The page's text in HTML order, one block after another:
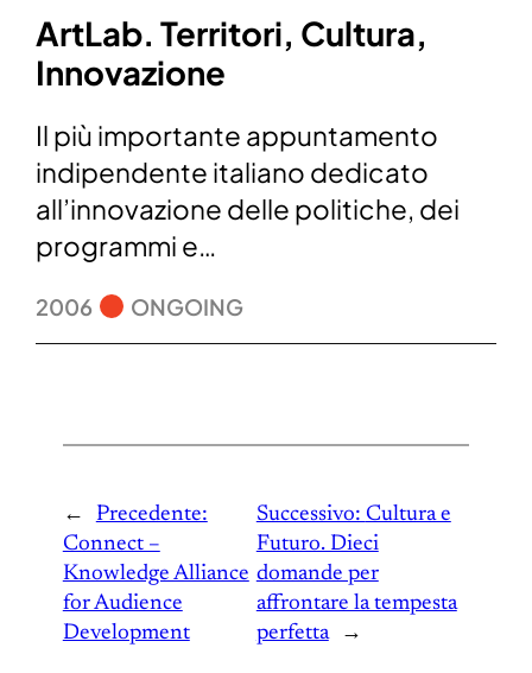
ArtLab. Territori, Cultura,
Innovazione
Il più importante appuntamento
indipendente italiano dedicato
all’innovazione delle politiche, dei
programmi e…
2006 ONGOING
←
Precedente:
Connect –
Knowledge Alliance
for Audience
Development
Successivo: Cultura e
Futuro. Dieci
domande per
affrontare la tempesta
perfetta
→